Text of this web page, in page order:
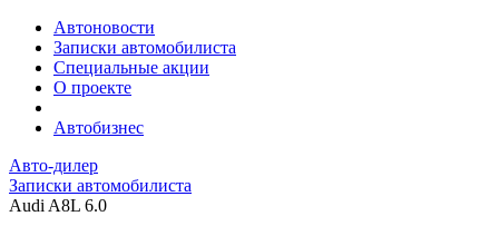
Автоновости
Записки автомобилиста
Специальные акции
О проекте
Автобизнес
Авто-дилер
Записки автомобилиста
Audi A8L 6.0